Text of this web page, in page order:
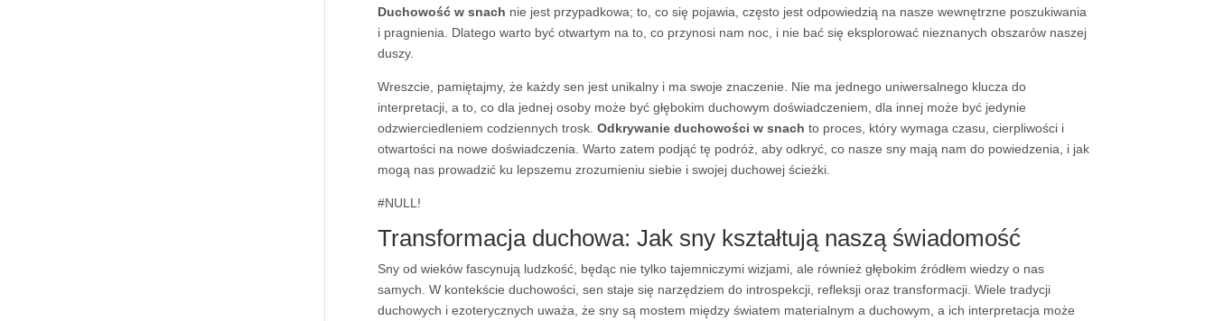
Duchowość w snach nie jest przypadkowa; to, co się pojawia, często jest odpowiedzią na nasze wewnętrzne poszukiwania
i pragnienia. Dlatego warto być otwartym na to, co przynosi nam noc, i nie bać się eksplorować nieznanych obszarów naszej
duszy.
Wreszcie, pamiętajmy, że każdy sen jest unikalny i ma swoje znaczenie. Nie ma jednego uniwersalnego klucza do
interpretacji, a to, co dla jednej osoby może być głębokim duchowym doświadczeniem, dla innej może być jedynie
odzwierciedleniem codziennych trosk. Odkrywanie duchowości w snach to proces, który wymaga czasu, cierpliwości i
otwartości na nowe doświadczenia. Warto zatem podjąć tę podróż, aby odkryć, co nasze sny mają nam do powiedzenia, i jak
mogą nas prowadzić ku lepszemu zrozumieniu siebie i swojej duchowej ścieżki.
#NULL!
Transformacja duchowa: Jak sny kształtują naszą świadomość
Sny od wieków fascynują ludzkość, będąc nie tylko tajemniczymi wizjami, ale również głębokim źródłem wiedzy o nas
samych. W kontekście duchowości, sen staje się narzędziem do introspekcji, refleksji oraz transformacji. Wiele tradycji
duchowych i ezoterycznych uważa, że sny są mostem między światem materialnym a duchowym, a ich interpretacja może